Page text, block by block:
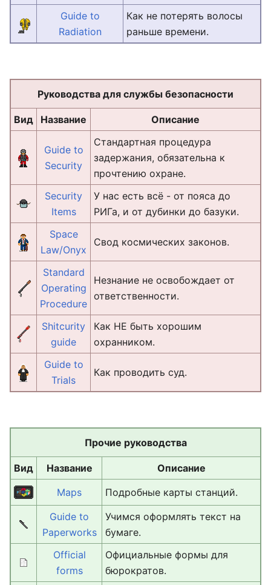
Guide to
Radiation
Как не потерять волосы
раньше времени.
Руководства для службы безопасности
Вид Название Описание
Guide to
Security
Стандартная процедура
задержания, обязательна к
прочтению охране.
Security
Items
У нас есть всё - от пояса до
РИГа, и от дубинки до базуки.
Space
Law/Onyx
Свод космических законов.
Standard
Operating
Procedure
Незнание не освобождает от
ответственности.
Shitcurity
guide
Как НЕ быть хорошим
охранником.
Guide to
Trials
Как проводить суд.
Прочие руководства
Вид Название
Описание
Maps
Подробные карты станций.
Guide to
Paperworks
Учимся оформлять текст на
бумаге.
Official
forms
Официальные формы для
бюрократов.